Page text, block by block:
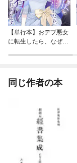
【単行本】おデブ悪女
に転生したら、なぜか
同じ作者の本